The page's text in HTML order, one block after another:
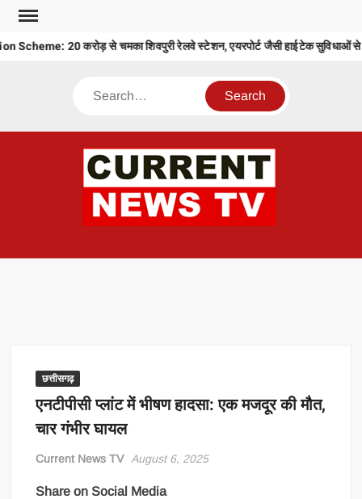
Skip
content 20 करोड़ से चमका शिवपुरी रेलवे स्टेशन, एयरपोर्ट जैसी हाईटेक सुविधाओं
Search
छत्तीसगढ़
एनटीपीसी प्लांट में भीषण हादसा: एक मजदूर की मौत,
चार गंभीर घायल
Current News TV August 6, 2025
Share on Social Media